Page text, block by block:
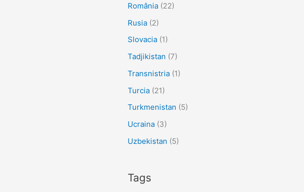
România(22)
Rusia(2)
Slovacia(1)
Tadjikistan (7)
Transnistria(1)
Turcia(21)
Turkmenistan (5)
Ucraina(3)
Uzbekistan (5)
Tags